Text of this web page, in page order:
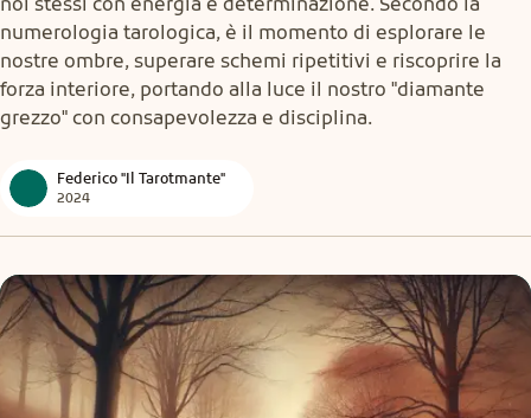
numerologia tarologica, è il momento di esplorare le
nostre ombre, superare schemi ripetitivi e riscoprire la
forza interiore, portando alla luce il nostro "diamante
grezzo" con consapevolezza e disciplina.
Federico "Il Tarotmante"
2024